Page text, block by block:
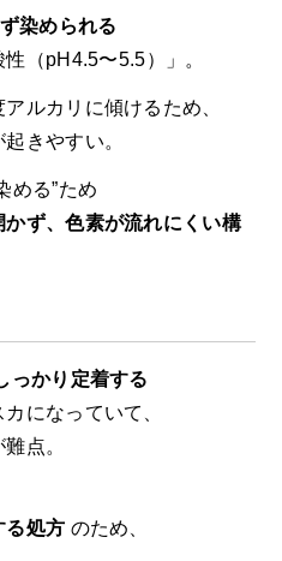
染められる
（pH4.5〜5.5）」。
ルカリに傾けるため、
きやすい。
める”ため
ず、色素が流れにくい構
っかり定着する
になっていて、
点。
る処方 のため、